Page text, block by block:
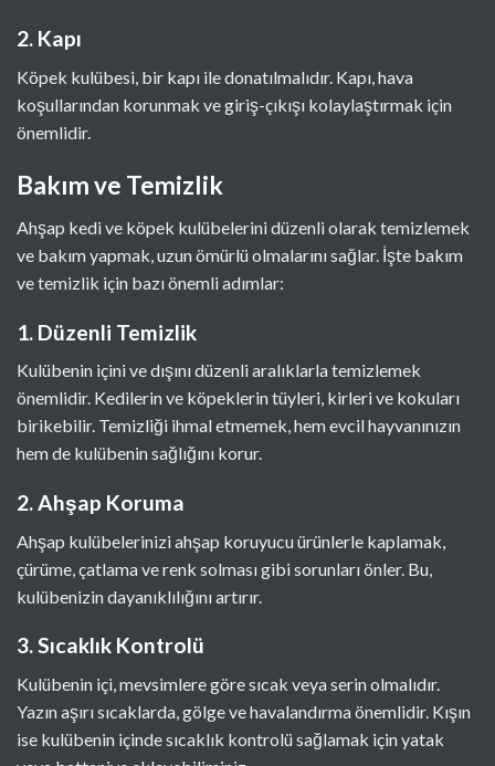
2. Kapı
Köpek kulübesi, bir kapı ile donatılmalıdır. Kapı, hava
koşullarından korunmak ve giriş-çıkışı kolaylaştırmak için
önemlidir.
Bakım ve Temizlik
Ahşap kedi ve köpek kulübelerini düzenli olarak temizlemek
ve bakım yapmak, uzun ömürlü olmalarını sağlar. İşte bakım
ve temizlik için bazı önemli adımlar:
1. Düzenli Temizlik
Kulübenin içini ve dışını düzenli aralıklarla temizlemek
önemlidir. Kedilerin ve köpeklerin tüyleri, kirleri ve kokuları
birikebilir. Temizliği ihmal etmemek, hem evcil hayvanınızın
hem de kulübenin sağlığını korur.
2. Ahşap Koruma
Ahşap kulübelerinizi ahşap koruyucu ürünlerle kaplamak,
çürüme, çatlama ve renk solması gibi sorunları önler. Bu,
kulübenizin dayanıklılığını artırır.
3. Sıcaklık Kontrolü
Kulübenin içi, mevsimlere göre sıcak veya serin olmalıdır.
Yazın aşırı sıcaklarda, gölge ve havalandırma önemlidir. Kışın
ise kulübenin içinde sıcaklık kontrolü sağlamak için yatak